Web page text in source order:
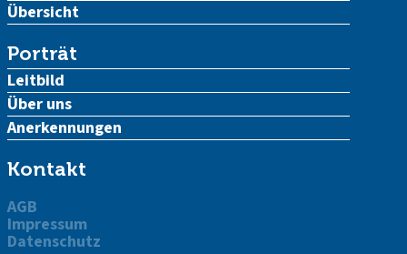
Übersicht
Porträt
Leitbild
Über uns
Anerkennungen
Kontakt
AGB
Impressum
Datenschutz